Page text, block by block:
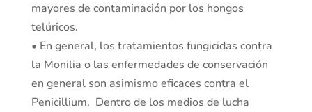
mayores de contaminación por los hongos
telúricos.
• En general, los tratamientos fungicidas contra
la Monilia o las enfermedades de conservación
en general son asimismo eficaces contra el
Penicillium. Dentro de los medios de lucha